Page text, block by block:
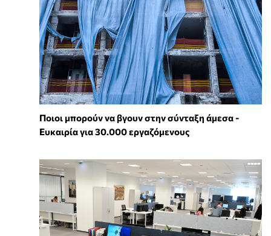
Ποιοι μπορούν να βγουν στην σύνταξη άμεσα -
Ευκαιρία για 30.000 εργαζόμενους